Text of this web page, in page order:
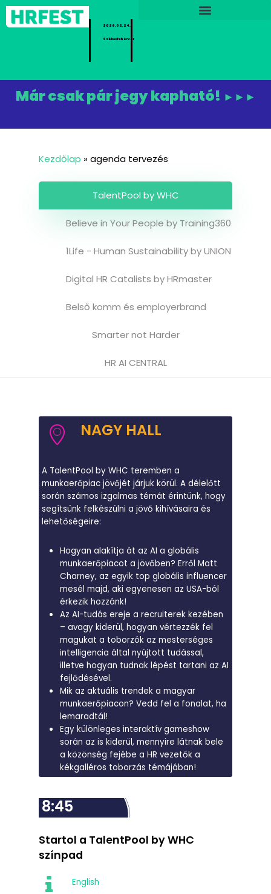
2026.02.24.
Székesfehérvár
Már csak pár jegy kapható! ►►►
Kezdőlap »agenda tervezés
TalentPool by WHC
Believe in Your People by Training360
1Life - Human Sustainability by UNION
Digital HR Catalists by HRmaster
Belső komm és employerbrand
Smarter not Harder
HR AI CENTRAL
NAGY HALL
A TalentPool by WHC teremben a
munkaerőpiac jövőjét járjuk körül. A délelőtt
során számos izgalmas témát érintünk, hogy
segítsünk felkészülni a jövő kihívásaira és
lehetőségeire:
Hogyan alakítja át az AI a globális
munkaerőpiacot a jövőben? Erről Matt
Charney, az egyik top globális influencer
mesél majd, aki egyenesen az USA-ból
érkezik hozzánk!
Az AI-tudás ereje a recruiterek kezében
– avagy kiderül, hogyan vértezzék fel
magukat a toborzók az mesterséges
intelligencia által nyújtott tudással,
illetve hogyan tudnak lépést tartani az AI
fejlődésével.
Mik az aktuális trendek a magyar
munkaerőpiacon? Vedd fel a fonalat, ha
lemaradtál!
Egy különleges interaktív gameshow
során az is kiderül, mennyire látnak bele
a közönség fejébe a HR vezetők a
kékgalléros toborzás témájában!
8:45
Startol a TalentPool by WHC
színpad
English